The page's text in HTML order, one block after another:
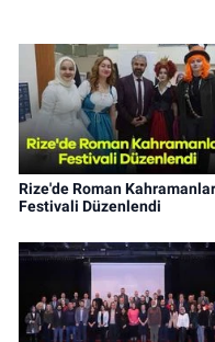
Rize'de Roman
Festivali Düzenlendi